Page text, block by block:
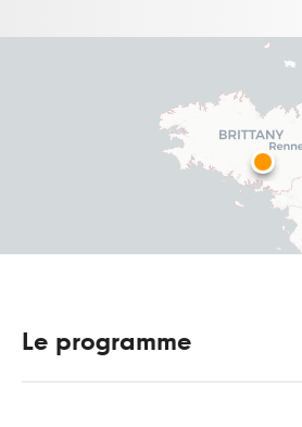
Le programme